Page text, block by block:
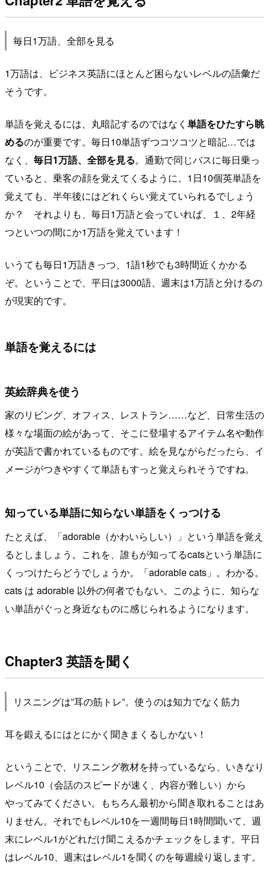
毎日1万語、全部を見る
1万語は、ビジネス英語にほとんど困らないレベルの語彙だ
そうです。
単語を覚えるには、丸暗記するのではなく 単語をひたすら眺
めるのが重要です。毎日10単語ずつコツコツと暗記…では
なく、 毎日1万語、全部を見る。通勤で同じバスに毎日乗っ
ていると、乗客の顔を覚えてくるように。1日10個英単語を
覚えても、半年後にはどれくらい覚えていられるでしょう
か？ それよりも、毎日1万語と会っていれば、１、2年経
つといつの間にか1万語を覚えています！
いうても毎日1万語きっつ、1語1秒でも3時間近くかかる
ぞ。ということで、平日は3000語、週末は1万語と分けるの
が現実的です。
単語を覚えるには
英絵辞典を使う
家のリビング、オフィス、レストラン……など、日常生活の
様々な場面の絵があって、そこに登場するアイテム名や動作
が英語で書かれているものです。絵を見ながらだったら、イ
メージがつきやすくて単語もすっと覚えられそうですね。
知っている単語に知らない単語をくっつける
たとえば、「adorable（かわいらしい）」という単語を覚え
るとしましょう。これを、誰もが知ってるcatsという単語に
くっつけたらどうでしょうか。「adorable cats」。わかる。
cats は adorable 以外の何者でもない。このように、知らな
い単語がぐっと身近なものに感じられるようになります。
Chapter3 英語を聞く
リスニングは”耳の筋トレ”。使うのは知力でなく筋力
耳を鍛えるにはとにかく聞きまくるしかない！
ということで、リスニング教材を持っているなら、いきなり
レベル10（会話のスピードが速く、内容が難しい）から
やってみてください。もちろん最初から聞き取れることはあ
りません。それでもレベル10を一週間毎日1時間聞いて、週
末にレベル1がどれだけ聞こえるかチェックをします。平日
はレベル10、週末はレベル1を聞くのを毎週繰り返します。